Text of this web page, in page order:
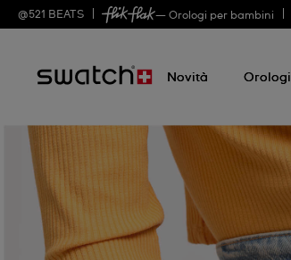
@521 BEATS — Orologi per bambini
Novità Orologi